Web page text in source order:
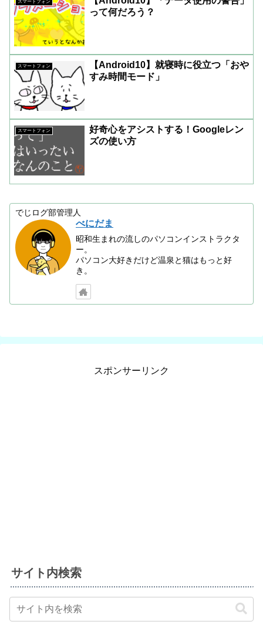
スマートフォン
って何だろう？
スマートフォン
【Android10】就寝時に役立つ「おや
すみ時間モード」
スマートフォン
好奇心をアシストする！Googleレン
ズの使い方
でじログ部管理人
べにだま
昭和生まれの流しのパソコンインストラクタ
ー。
パソコン大好きだけど温泉と猫はもっと好
き。
スポンサーリンク
サイト内検索